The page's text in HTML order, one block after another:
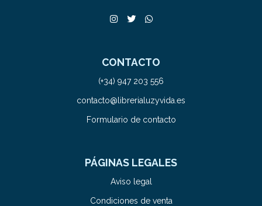
CONTACTO
(+34) 947 203 556
contacto@librerialuzyvida.es
Formulario de contacto
PÁGINAS LEGALES
Aviso legal
Condiciones de venta